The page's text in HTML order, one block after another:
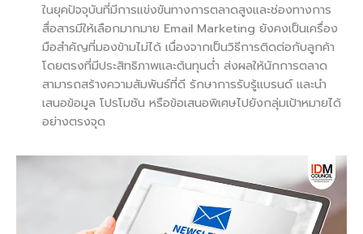
ในยุคปัจจุบันที่มีการแข่งขันทางการตลาดสูงและช่องทางการ
สื่อสารมีให้เลือกมากมาย Email Marketing ยังคงเป็นเครื่อง
มือสำคัญที่มองข้ามไม่ได้ เนื่องจากเป็นวิธีการติดต่อกับลูกค้า
โดยตรงที่มีประสิทธิภาพและต้นทุนต่ำ ส่งผลให้นักการตลาด
สามารถสร้างความสัมพันธ์ที่ดี รักษาการรับรู้แบรนด์ และนำ
เสนอข้อมูล โปรโมชัน หรือข้อเสนอพิเศษไปยังกลุ่มเป้าหมายได้
อย่างตรงจุด